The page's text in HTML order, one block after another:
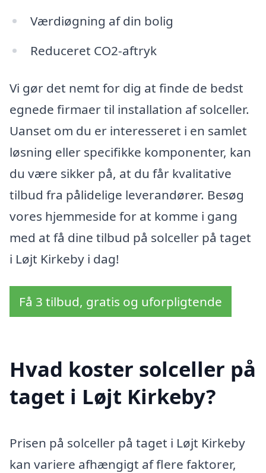
Værdiøgning af din bolig
Reduceret CO2-aftryk
Vi gør det nemt for dig at finde de bedst
egnede firmaer til installation af solceller.
Uanset om du er interesseret i en samlet
løsning eller specifikke komponenter, kan
du være sikker på, at du får kvalitative
tilbud fra pålidelige leverandører. Besøg
vores hjemmeside for at komme i gang
med at få dine tilbud på solceller på taget
i Løjt Kirkeby i dag!
Få 3 tilbud, gratis og uforpligtende
Hvad koster solceller på
taget i Løjt Kirkeby?
Prisen på solceller på taget i Løjt Kirkeby
kan variere afhængigt af flere faktorer,